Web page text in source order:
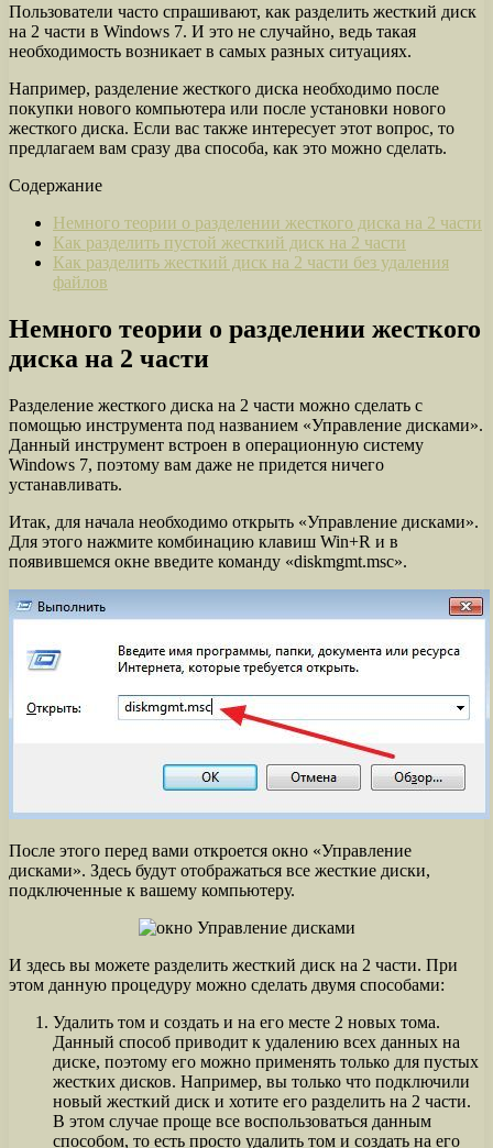
Пользователи часто спрашивают, как разделить жесткий диск
на 2 части в Windows 7. И это не случайно, ведь такая
необходимость возникает в самых разных ситуациях.
Например, разделение жесткого диска необходимо после
покупки нового компьютера или после установки нового
жесткого диска. Если вас также интересует этот вопрос, то
предлагаем вам сразу два способа, как это можно сделать.
Содержание
Немного теории о разделении жесткого диска на 2 части
Как разделить пустой жесткий диск на 2 части
Как разделить жесткий диск на 2 части без удаления
файлов
Немного теории о разделении жесткого
диска на 2 части
Разделение жесткого диска на 2 части можно сделать с
помощью инструмента под названием «Управление дисками».
Данный инструмент встроен в операционную систему
Windows 7, поэтому вам даже не придется ничего
устанавливать.
Итак, для начала необходимо открыть «Управление дисками».
Для этого нажмите комбинацию клавиш Win+R и в
появившемся окне введите команду «diskmgmt.msc».
После этого перед вами откроется окно «Управление
дисками». Здесь будут отображаться все жесткие диски,
подключенные к вашему компьютеру.
И здесь вы можете разделить жесткий диск на 2 части. При
этом данную процедуру можно сделать двумя способами:
Удалить том и создать и на его месте 2 новых тома.
Данный способ приводит к удалению всех данных на
диске, поэтому его можно применять только для пустых
жестких дисков. Например, вы только что подключили
новый жесткий диск и хотите его разделить на 2 части.
В этом случае проще все воспользоваться данным
способом, то есть просто удалить том и создать на его